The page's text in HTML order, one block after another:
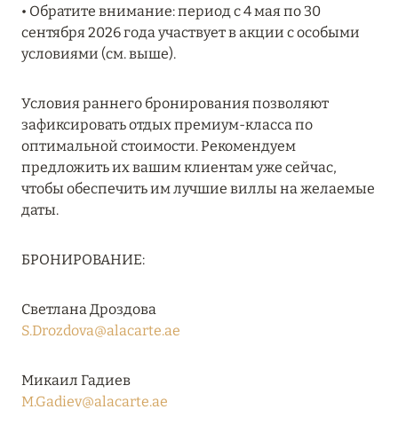
27 сентября 2024
Подробнее
27 сентября 2024
RIXOS PREMIUM SAADIYAT ISLAND ABU DHABI:
КОНЦЕПЦИЯ «ВСЁ ВКЛЮЧЕНО – ВСЁ
20 августа 2024
И ULTIMA COURCHEVEL
• Обратите внимание: период с 4 мая по 30
сентября 2026 года участвует в акции с особыми
условиями (см. выше).
Условия раннего бронирования позволяют
зафиксировать отдых премиум-класса по
оптимальной стоимости. Рекомендуем
предложить их вашим клиентам уже сейчас,
чтобы обеспечить им лучшие виллы на желаемые
даты.
БРОНИРОВАНИЕ:
Светлана Дроздова
S.Drozdova@alacarte.ae
Микаил Гадиев
M.Gadiev@alacarte.ae